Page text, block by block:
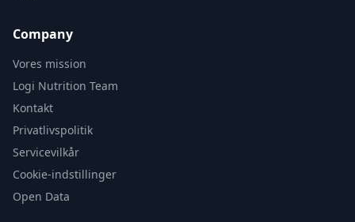
Company
Vores mission
Logi Nutrition Team
Kontakt
Privatlivspolitik
Servicevilkår
Cookie-indstillinger
Open Data